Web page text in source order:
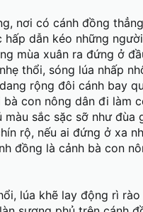
nơi có cánh đồng
dẫn kéo những
mùa xuân ra đứng ở
thổi, sóng lúa nhấp
rộng đôi cánh bay
con nông dân đi làm
sắc sặc sỡ như đùa
rộ, nếu ai đứng ở xa
đồng là cảnh bà con
lúa khẽ lay động rì